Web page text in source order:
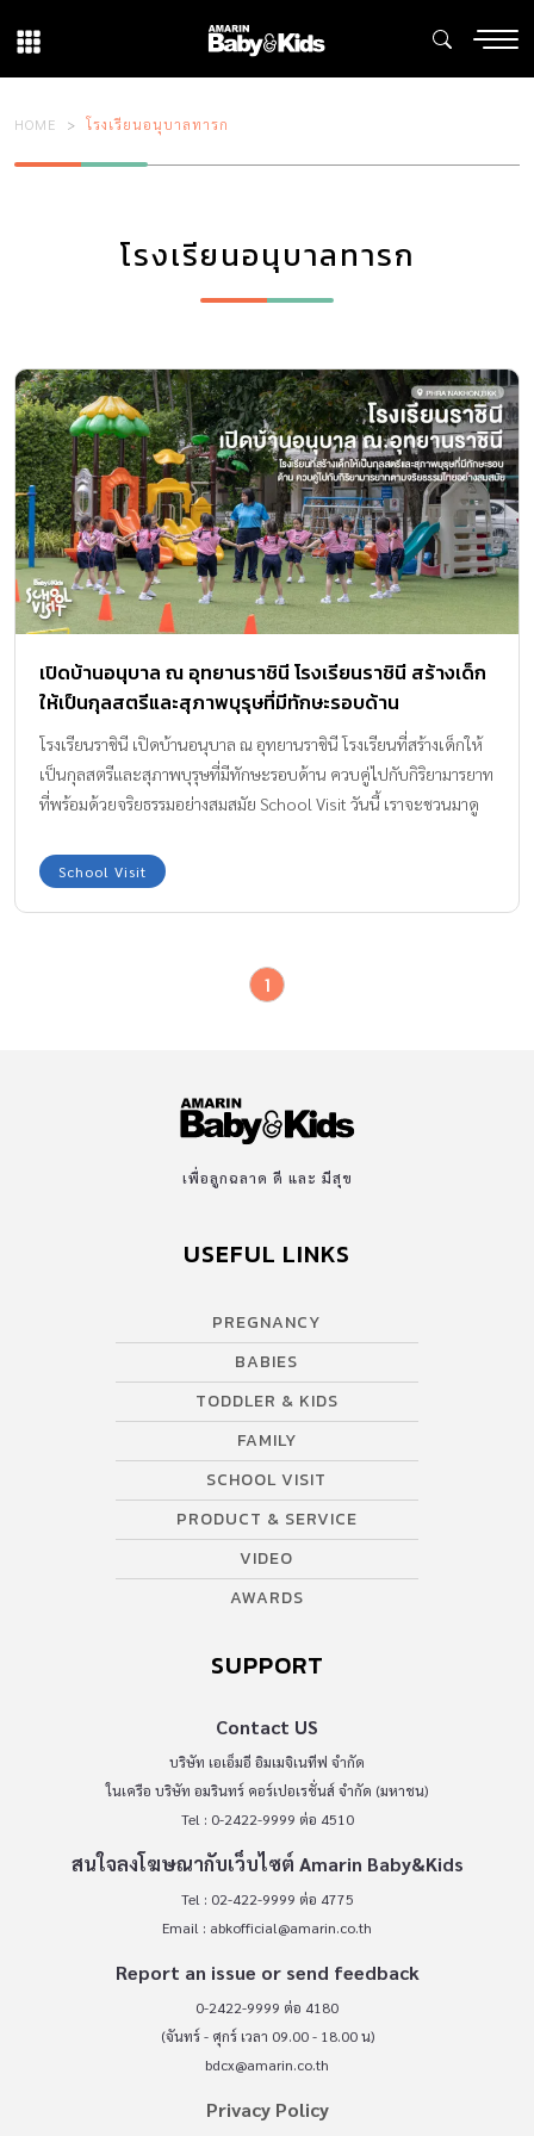
HOME โรงเรียนอนุบาลทารก
โรงเรียนอนุบาลทารก
เปิดบ้านอนุบาล ณ อุทยานราชินี โรงเรียนราชินี สร้างเด็ก
ให้เป็นกุลสตรีและสุภาพบุรุษที่มีทักษะรอบด้าน
โรงเรียนราชินี เปิดบ้านอนุบาล ณ อุทยานราชินี โรงเรียนที่สร้างเด็กให้
เป็นกุลสตรีและสุภาพบุรุษที่มีทักษะรอบด้าน ควบคู่ไปกับกิริยามารยาท
ที่พร้อมด้วยจริยธรรมอย่างสมสมัย School Visit วันนี้ เราจะชวนมาดู
แห่งปัญญาบ่มเพาะเยาวชนให้มีจริยธรรมที่ดีและทักษะที่จำเป็นเพื่อ
ก้าวสู่โลกแห่งอนาคตในศตวรรษที่ 21 โรงเรียนราชินี เปิดสอนตั้งแต่
และเรื่องราวตามกาลสมัยต่าง ๆ และบ่มเพาะศิษย์ให้มีความรู้ มีความ
พ่อคุณแม่ไว้วางใจและอยากให้ลูก ๆ มาเรียน 120 ปี โรงเรียนราชินี
ย้อนกลับไปในสมัย รัชกาลที่ 5 ยุคสมัยนั้นโรงเรียนส่วนใหญ่จะอยู่ใน
พอที่จะเข้ารับราชการได้ สมเด็จพระศรีพัชรินทราบรมราชินีนาถ
หัว มีความสนพระทัยในการพัฒนาสตรี […]
School Visit
1
เพื่อลูกฉลาด ดี และ มีสุข
USEFUL LINKS
PREGNANCY
BABIES
TODDLER & KIDS
FAMILY
SCHOOL VISIT
PRODUCT & SERVICE
VIDEO
AWARDS
SUPPORT
Contact US
บริษัท เอเอ็มอี อิมเมจิเนทีฟ จำกัด
ในเครือ บริษัท อมรินทร์ คอร์เปอเรชั่นส์ จำกัด (มหาชน)
Tel : 0-2422-9999 ต่อ 4510
สนใจลงโฆษณากับเว็บไซต์ Amarin Baby&Kids
Tel : 02-422-9999 ต่อ 4775
Email : abkofficial@amarin.co.th
Report an issue or send feedback
0-2422-9999 ต่อ 4180
(จันทร์ - ศุกร์ เวลา 09.00 - 18.00 น)
bdcx@amarin.co.th
Privacy Policy